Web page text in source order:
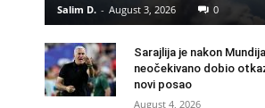
Salim D. - August 3, 2026 0
Sarajlija je nakon
neočekivano dobio
novi posao
August 4, 2026